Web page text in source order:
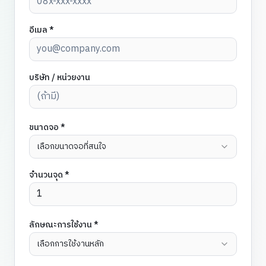
อีเมล *
บริษัท / หน่วยงาน
ขนาดจอ *
เลือกขนาดจอที่สนใจ
จำนวนจุด *
ลักษณะการใช้งาน *
เลือกการใช้งานหลัก